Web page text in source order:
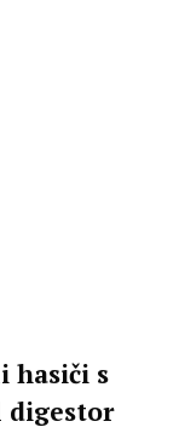
hasiči s
digestor